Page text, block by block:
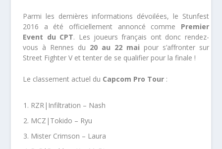
Parmi les dernières informations dévoilées, le Stunfest
2016 a été officiellement annoncé comme Premier
Event du CPT. Les joueurs français ont donc rendez-
vous à Rennes du 20 au 22 mai pour s’affronter sur
Street Fighter V et tenter de se qualifier pour la finale !
Le classement actuel du Capcom Pro Tour :
RZR|Infiltration – Nash
MCZ|Tokido – Ryu
Mister Crimson – Laura